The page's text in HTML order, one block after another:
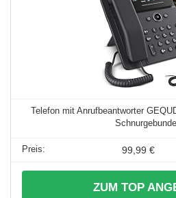
Telefon mit Anrufbeantworter
99,99 €
ZUM TOP